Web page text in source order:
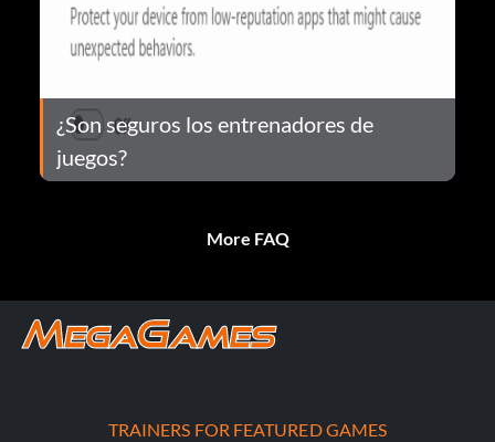
¿Son seguros los entrenadores de
juegos?
More FAQ
TRAINERS FOR FEATURED GAMES